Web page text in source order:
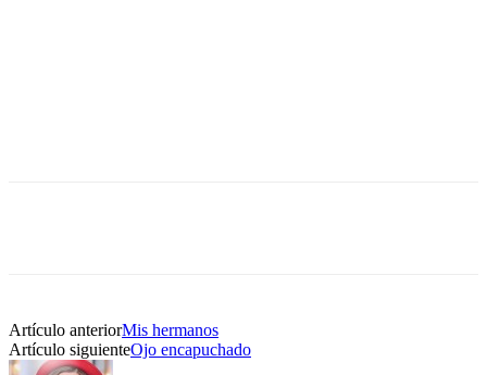
Artículo anteriorMis hermanos
Artículo siguienteOjo encapuchado